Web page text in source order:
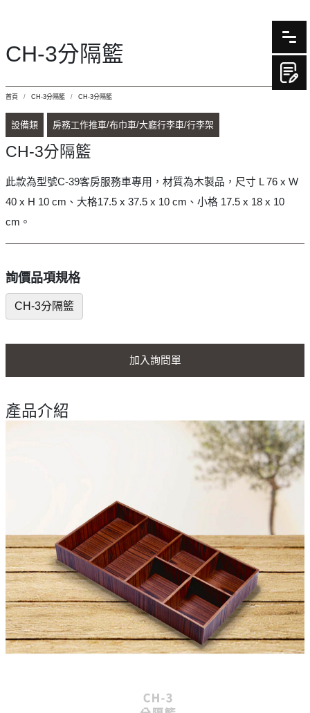
CH-3分隔籃
首頁 CH-3分隔籃 CH-3分隔籃
設備類 房務工作推車/布巾車/大廳行李車/行李架
CH-3分隔籃
此款為型號C-39客房服務車專用，材質為木製品，尺寸 L 76 x W
40 x H 10 cm、大格17.5 x 37.5 x 10 cm、小格 17.5 x 18 x 10
cm。
詢價品項規格
CH-3分隔籃
加入詢問單
產品介紹